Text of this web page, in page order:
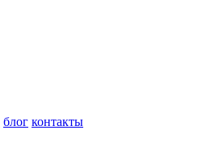
блог контакты